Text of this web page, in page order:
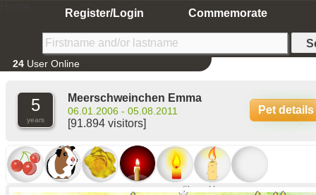
Register/Login Commemorate
24 User Online
5
years
Meerschweinchen Emma
06.01.2006 - 05.08.2011
[91.894 visitors]
Pet details
Show older